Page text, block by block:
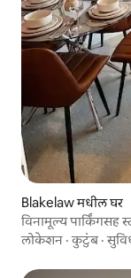
Blakelaw मधील घर
विनामूल्य पार्किंगसह
लोकेशन ·कुटुंब·